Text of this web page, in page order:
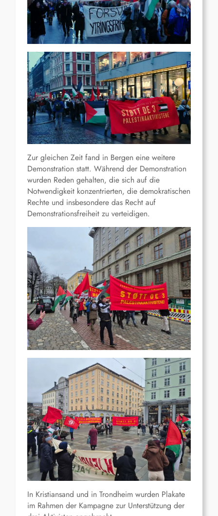
Zur gleichen Zeit fand in Bergen eine weitere
Demonstration statt. Während der Demonstration
wurden Reden gehalten, die sich auf die
Notwendigkeit konzentrierten, die demokratischen
Rechte und insbesondere das Recht auf
Demonstrationsfreiheit zu verteidigen.
In Kristiansand und in Trondheim wurden Plakate
im Rahmen der Kampagne zur Unterstützung der